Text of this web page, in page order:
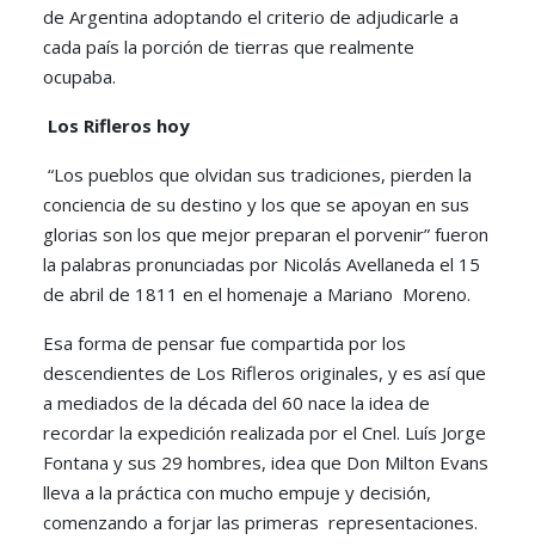
de Argentina adoptando el criterio de adjudicarle a
cada país la porción de tierras que realmente
ocupaba.
Los Rifleros hoy
“Los pueblos que olvidan sus tradiciones, pierden la
conciencia de su destino y los que se apoyan en sus
glorias son los que mejor preparan el porvenir” fueron
la palabras pronunciadas por Nicolás Avellaneda el 15
de abril de 1811 en el homenaje a Mariano Moreno.
Esa forma de pensar fue compartida por los
descendientes de Los Rifleros originales, y es así que
a mediados de la década del 60 nace la idea de
recordar la expedición realizada por el Cnel. Luís Jorge
Fontana y sus 29 hombres, idea que Don Milton Evans
lleva a la práctica con mucho empuje y decisión,
comenzando a forjar las primeras representaciones.